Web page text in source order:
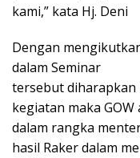
kami,” kata Hj. Deni
Dengan
dalam Seminar
tersebut diharapkan
kegiatan maka
dalam rangka
hasil Raker dalam